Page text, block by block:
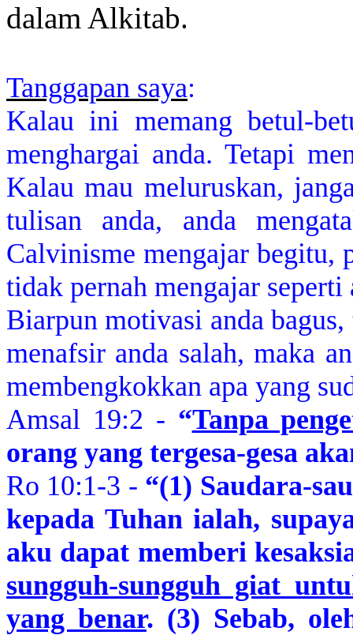
dalam Alkitab.
Tanggapan saya:
Kalau ini memang betul-
menghargai anda. Tetapi
Kalau mau meluruskan,
tulisan anda, anda
Calvinisme mengajar begitu,
tidak pernah mengajar seperti
Biarpun motivasi anda
menafsir anda salah, maka
membengkokkan apa yang
Amsal 19:2 - “Tanpa
orang yang tergesa-gesa
Ro 10:1-3 - “(1) Saudara-
kepada Tuhan ialah,
aku dapat memberi
sungguh-sungguh giat
yang benar. (3) Sebab,